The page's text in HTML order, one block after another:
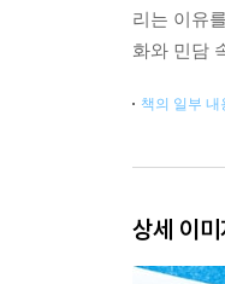
리는 이유
화와 민담
책의 일부
상세 이미